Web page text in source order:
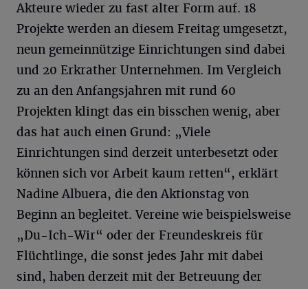
Akteure wieder zu fast alter Form auf. 18
Projekte werden an diesem Freitag umgesetzt,
neun gemeinnützige Einrichtungen sind dabei
und 20 Erkrather Unternehmen. Im Vergleich
zu an den Anfangsjahren mit rund 60
Projekten klingt das ein bisschen wenig, aber
das hat auch einen Grund: „Viele
Einrichtungen sind derzeit unterbesetzt oder
können sich vor Arbeit kaum retten“, erklärt
Nadine Albuera, die den Aktionstag von
Beginn an begleitet. Vereine wie beispielsweise
„Du-Ich-Wir“ oder der Freundeskreis für
Flüchtlinge, die sonst jedes Jahr mit dabei
sind, haben derzeit mit der Betreuung der